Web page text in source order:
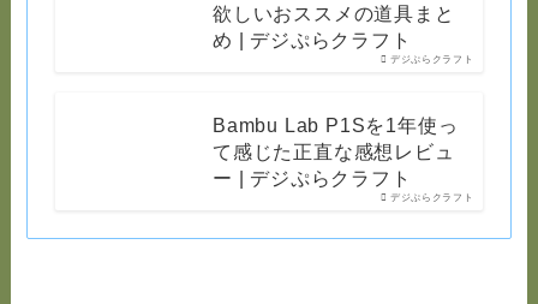
デジぷらクラフト
欲しいおススメの道具まと
め | デジぷらクラフト
デジぷらクラフト
Bambu Lab P1Sを1年使っ
て感じた正直な感想レビュ
ー | デジぷらクラフト